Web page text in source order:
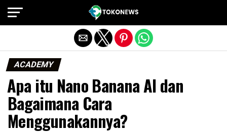
ACADEMY
⁠⁠Apa itu Nano Banana AI dan
Bagaimana Cara
Menggunakannya?
Exit mobile version